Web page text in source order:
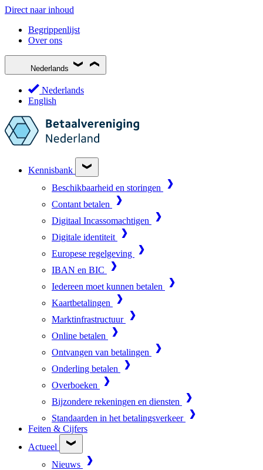
Direct naar inhoud
Begrippenlijst
Over ons
Nederlands
Nederlands
English
Kennisbank
Beschikbaarheid en storingen
Contant betalen
Digitaal Incassomachtigen
Digitale identiteit
Europese regelgeving
IBAN en BIC
Iedereen moet kunnen betalen
Kaartbetalingen
Marktinfrastructuur
Online betalen
Ontvangen van betalingen
Onderling betalen
Overboeken
Bijzondere rekeningen en diensten
Standaarden in het betalingsverkeer
Feiten & Cijfers
Actueel
Nieuws